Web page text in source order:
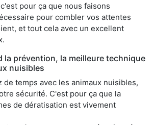
pour ça que nous faisons
pour combler vos attentes
et tout cela avec un excellent
la prévention, la meilleure technique
nuisibles
de temps avec les animaux nuisibles,
sécurité. C'est pour ça que la
de dératisation est vivement